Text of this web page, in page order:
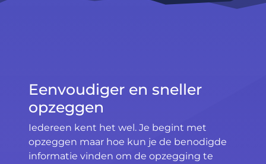
Eenvoudiger en sneller
opzeggen
Iedereen kent het wel. Je begint met
opzeggen maar hoe kun je de benodigde
informatie vinden om de opzegging te